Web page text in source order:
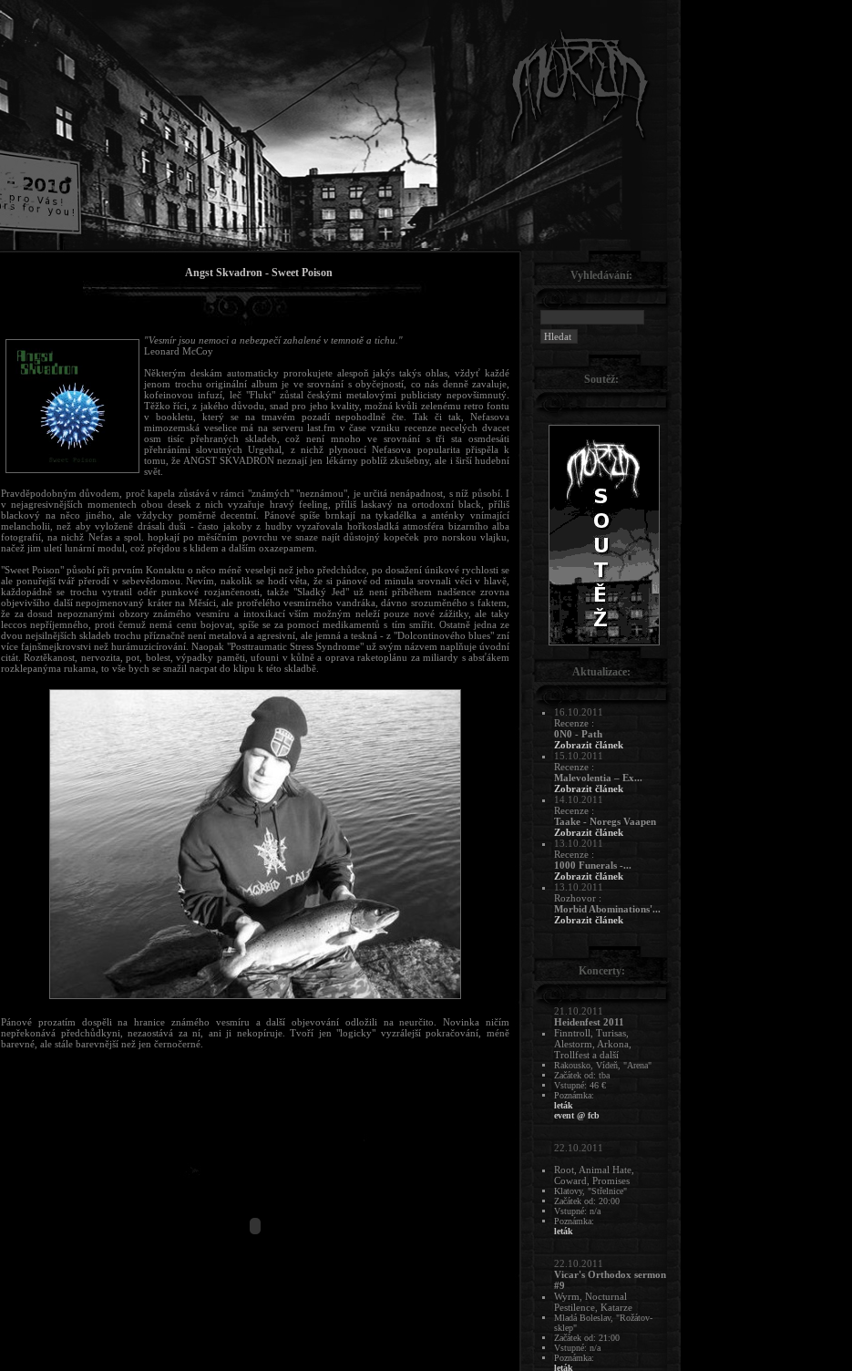
Angst Skvadron - Sweet Poison
"Vesmír jsou nemoci a nebezpečí zahalené v temnotě a tichu."
Leonard McCoy
Některým deskám automaticky prorokujete alespoň jakýs takýs ohlas, vždyť každé
jenom trochu originální album je ve srovnání s obyčejností, co nás denně zavaluje,
kofeinovou infuzí, leč "Flukt" zůstal českými metalovými publicisty nepovšimnutý.
Těžko říci, z jakého důvodu, snad pro jeho kvality, možná kvůli zelenému retro fontu
v bookletu, který se na tmavém pozadí nepohodlně čte. Tak či tak, Nefasova
mimozemská veselice má na serveru last.fm v čase vzniku recenze necelých dvacet
osm tisíc přehraných skladeb, což není mnoho ve srovnání s tři sta osmdesáti
přehráními slovutných Urgehal, z nichž plynoucí Nefasova popularita přispěla k
tomu, že ANGST SKVADRON neznají jen lékárny poblíž zkušebny, ale i širší hudební
svět.
Pravděpodobným důvodem, proč kapela zůstává v rámci "známých" "neznámou", je určitá nenápadnost, s níž působí. I
v nejagresivnějších momentech obou desek z nich vyzařuje hravý feeling, příliš laskavý na ortodoxní black, příliš
blackový na něco jiného, ale vždycky poměrně decentní. Pánové spíše brnkají na tykadélka a anténky vnímající
melancholii, než aby vyloženě drásali duši - často jakoby z hudby vyzařovala hořkosladká atmosféra bizarního alba
fotografií, na nichž Nefas a spol. hopkají po měsíčním povrchu ve snaze najít důstojný kopeček pro norskou vlajku,
načež jim uletí lunární modul, což přejdou s klidem a dalším oxazepamem.
"Sweet Poison" působí při prvním Kontaktu o něco méně veseleji než jeho předchůdce, po dosažení únikové rychlosti se
ale ponuřejší tvář přerodí v sebevědomou. Nevím, nakolik se hodí věta, že si pánové od minula srovnali věci v hlavě,
každopádně se trochu vytratil odér punkové rozjančenosti, takže "Sladký Jed" už není příběhem nadšence zrovna
objevivšího další nepojmenovaný kráter na Měsíci, ale protřelého vesmírného vandráka, dávno srozuměného s faktem,
že za dosud nepoznanými obzory známého vesmíru a intoxikací vším možným neleží pouze nové zážitky, ale taky
leccos nepříjemného, proti čemuž nemá cenu bojovat, spíše se za pomocí medikamentů s tím smířit. Ostatně jedna ze
dvou nejsilnějších skladeb trochu příznačně není metalová a agresivní, ale jemná a teskná - z "Dolcontinového blues" zní
více fajnšmejkrovstvi než hurámuzicírování. Naopak "Posttraumatic Stress Syndrome" už svým názvem naplňuje úvodní
citát. Roztěkanost, nervozita, pot, bolest, výpadky paměti, ufouni v kůlně a oprava raketoplánu za miliardy s absťákem
rozklepanýma rukama, to vše bych se snažil nacpat do klipu k této skladbě.
Pánové prozatím dospěli na hranice známého vesmíru a další objevování odložili na neurčito. Novinka ničím
nepřekonává předchůdkyni, nezaostává za ní, ani ji nekopíruje. Tvoří jen "logicky" vyzrálejší pokračování, méně
barevné, ale stále barevnější než jen černočerné.
Vyhledávání:
Soutěž:
Aktualizace:
16.10.2011
Recenze :
0N0 - Path
Zobrazit článek
15.10.2011
Recenze :
Malevolentia – Ex...
Zobrazit článek
14.10.2011
Recenze :
Taake - Noregs Vaapen
Zobrazit článek
13.10.2011
Recenze :
1000 Funerals -...
Zobrazit článek
13.10.2011
Rozhovor :
Morbid Abominations'...
Zobrazit článek
Koncerty:
21.10.2011
Heidenfest 2011
Finntroll, Turisas,
Alestorm, Arkona,
Trollfest a další
Rakousko, Vídeň, "Arena"
Začátek od: tba
Vstupné: 46 €
Poznámka:
leták
event @ fcb
22.10.2011
Root, Animal Hate,
Coward, Promises
Klatovy, "Střelnice"
Začátek od: 20:00
Vstupné: n/a
Poznámka:
leták
22.10.2011
Vicar's Orthodox sermon
#9
Wyrm, Nocturnal
Pestilence, Katarze
Mladá Boleslav, "Rožátov-
sklep"
Začátek od: 21:00
Vstupné: n/a
Poznámka:
leták